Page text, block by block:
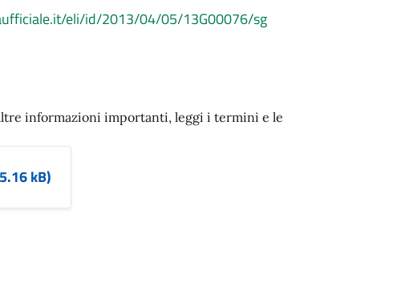
eli/id/2013/04/05/13G00076/sg
informazioni importanti, leggi i termini e le
kB)